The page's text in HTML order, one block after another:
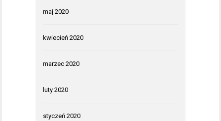
maj 2020
kwiecień 2020
marzec 2020
luty 2020
styczeń 2020